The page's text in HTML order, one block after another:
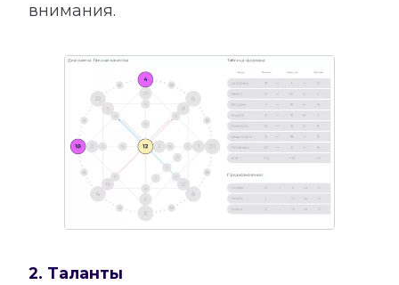
внимания.
2. Таланты